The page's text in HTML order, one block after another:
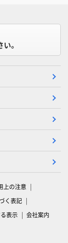
。
上の注意
く表記
表示 会社案内